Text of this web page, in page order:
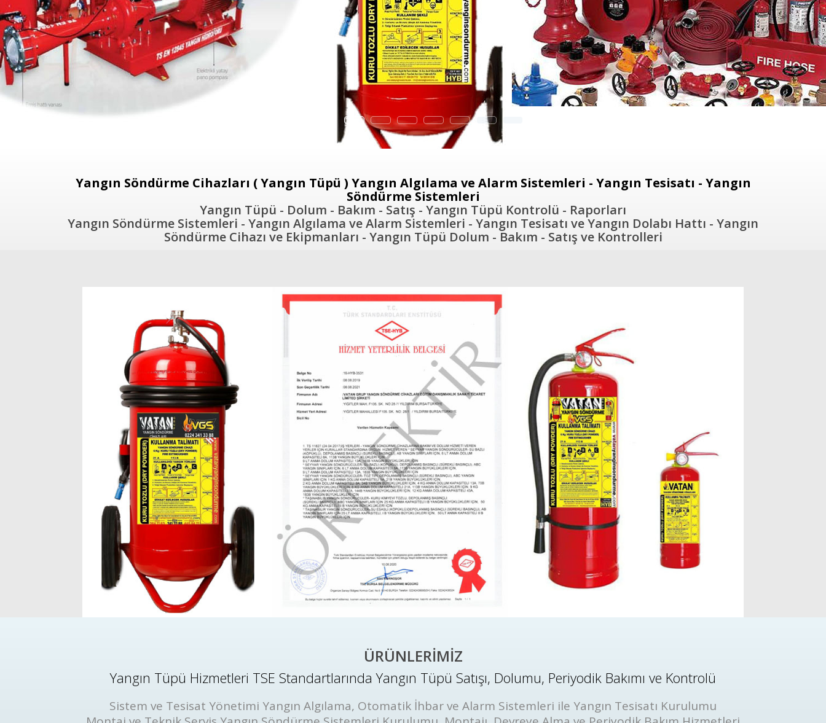
Yangın Söndürme Cihazları ( Yangın Tüpü ) Yangın Algılama ve Alarm Sistemleri - Yangın Tesisatı - Yangın
Söndürme Sistemleri
Yangın Tüpü - Dolum - Bakım - Satış - Yangın Tüpü Kontrolü - Raporları
Yangın Söndürme Sistemleri - Yangın Algılama ve Alarm Sistemleri - Yangın Tesisatı ve Yangın Dolabı Hattı - Yangın
Söndürme Cihazı ve Ekipmanları - Yangın Tüpü Dolum - Bakım - Satış ve Kontrolleri
ÜRÜNLERİMİZ
Yangın Tüpü Hizmetleri TSE Standartlarında Yangın Tüpü Satışı, Dolumu, Periyodik Bakımı ve Kontrolü
Sistem ve Tesisat Yönetimi Yangın Algılama, Otomatik İhbar ve Alarm Sistemleri ile Yangın Tesisatı Kurulumu